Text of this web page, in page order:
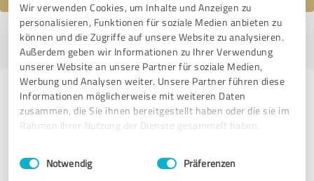
Wir verwenden Cookies, um Inhalte und Anzeigen zu
personalisieren, Funktionen für soziale Medien anbieten zu
können und die Zugriffe auf unsere Website zu analysieren.
Außerdem geben wir Informationen zu Ihrer Verwendung
unserer Website an unsere Partner für soziale Medien,
Werbung und Analysen weiter. Unsere Partner führen diese
Informationen möglicherweise mit weiteren Daten
zusammen, die Sie ihnen bereitgestellt haben oder die sie im
Rahmen Ihrer Nutzung der Dienste gesammelt haben.
Impressum Datenschutzbestimmungen
Einwilligungsauswahl
Notwendig Präferenzen
Profil aktiv seit 27.02.2020 |Letzte Aktualisierung: 06.06.2023|Profil
melden
Erfahrungen zu weiteren
Anbietern aus dem Bereich
Fidelius & Römling Bewertungsgesellschaft mbH